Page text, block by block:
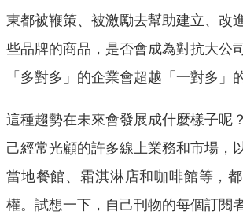
東都被鞭策、被激勵去幫助建立、改
些品牌的商品，是否會成為對抗大公
「多對多」的企業會超越「一對多」
這種趨勢在未來會發展成什麼樣子呢
己經常光顧的許多線上業務和市場，
當地餐館、霜淇淋店和咖啡館等，
權。試想一下，自己刊物的每個訂閱